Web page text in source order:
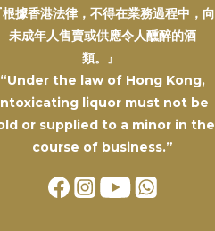
根據香港法律，不得在業務過程中，向
未成年人售賣或供應令人醺醉的酒
類。』
“Under the law of Hong Kong,
liquor must not be
or supplied to a minor in the
course of business.”